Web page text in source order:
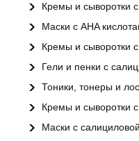
Кремы и сыворотки
Маски с AHA
Кремы и сыворотки с
Гели и пенки с
Тоники, тонеры и
Кремы и сыворотки
Маски с